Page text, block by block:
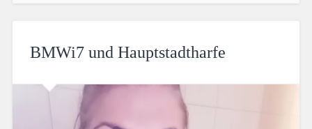
BMWi7 und Hauptstadtharfe